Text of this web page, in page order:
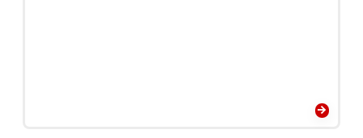
arrow_forward